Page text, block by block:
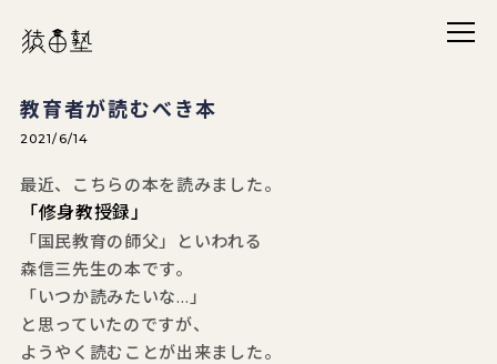
メニ
猿田塾
教育者が読むべき本
2021/6/14
最近、こちらの本を読みました。
「修身教授録」
「国民教育の師父」といわれる
森信三先生の本です。
「いつか読みたいな…」
と思っていたのですが、
ようやく読むことが出来ました。